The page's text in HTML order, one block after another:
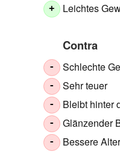
+ Leichtes
Contra
- Schlechte
- Sehr teuer
- Bleibt hinter
- Glänzender
- Bessere